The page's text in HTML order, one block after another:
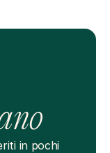
in pochi